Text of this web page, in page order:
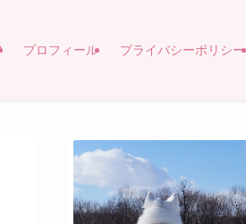
プロフィール プライバシーポリシー